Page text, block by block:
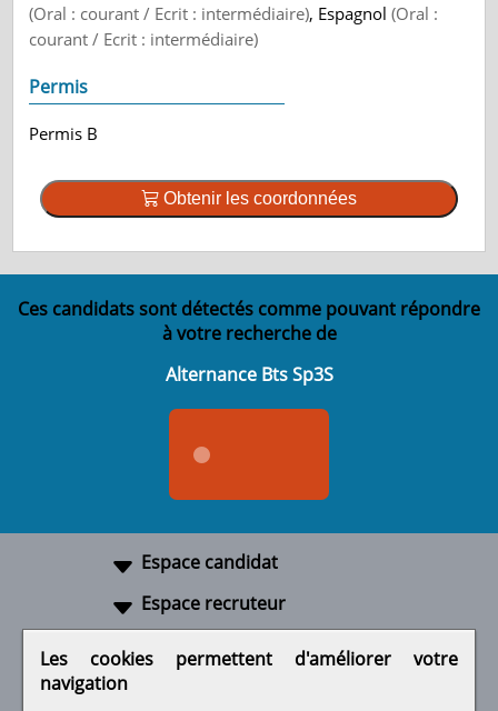
(Oral : courant / Ecrit : intermédiaire), Espagnol(Oral :
courant / Ecrit : intermédiaire)
Permis
Permis B
Obtenir les coordonnées
Ces candidats sont détectés comme pouvant répondre
à votre recherche de
Alternance Bts Sp3S
Espace candidat
Espace recruteur
Les cookies permettent d'améliorer votre
navigation